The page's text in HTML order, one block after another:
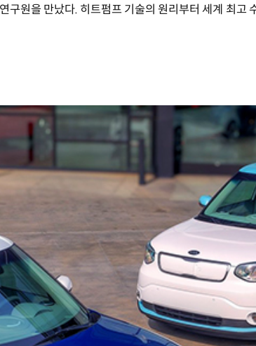
구원을 만났다. 히트펌프 기술의 원리부터 세계 최고